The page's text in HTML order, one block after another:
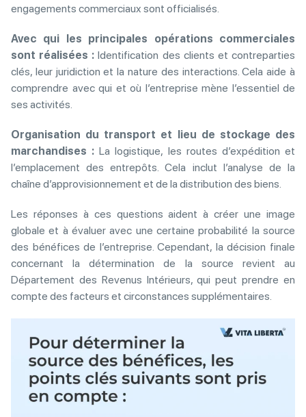
engagements commerciaux sont officialisés.
Avec qui les principales opérations commerciales
sont réalisées : Identification des clients et contreparties
clés, leur juridiction et la nature des interactions. Cela aide à
comprendre avec qui et où l’entreprise mène l’essentiel de
ses activités.
Organisation du transport et lieu de stockage des
marchandises : La logistique, les routes d’expédition et
l’emplacement des entrepôts. Cela inclut l’analyse de la
chaîne d’approvisionnement et de la distribution des biens.
Les réponses à ces questions aident à créer une image
globale et à évaluer avec une certaine probabilité la source
des bénéfices de l’entreprise. Cependant, la décision finale
concernant la détermination de la source revient au
Département des Revenus Intérieurs, qui peut prendre en
compte des facteurs et circonstances supplémentaires.